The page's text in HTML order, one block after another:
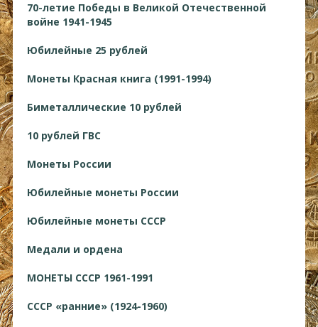
70-летие Победы в Великой Отечественной
войне 1941-1945
Юбилейные 25 рублей
Монеты Красная книга (1991-1994)
Биметаллические 10 рублей
10 рублей ГВС
Монеты России
Юбилейные монеты России
Юбилейные монеты СССР
Медали и ордена
МОНЕТЫ СССР 1961-1991
СССР «ранние» (1924-1960)